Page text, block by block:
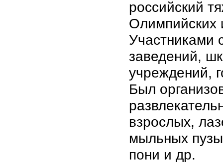
российский
Олимпийских
Участниками
заведений,
учреждений,
Был
взрослых,
мыльных
пони и др.